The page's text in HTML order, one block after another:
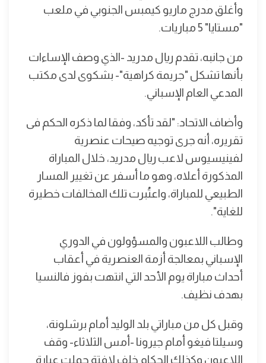
وأغلق مدرج ماريو كيمبس الجنوبي في ملعب
"مستايا" 5 مباريات.
من جانبه، تقدم ريال مدريد -الذي وصف الإساءات
بأنها تشكل "جريمة كراهية"- بشكوى لدى مكتب
المدعي العام الإسباني.
وأضاف الاتحاد: "لقد تأكد، وفقا لما ذكره الحكم فى
تقريره، أنه جرى توجيه صيحات عنصرية
لفينيسيوس لاعب ريال مدريد، خلال المباراة
المذكورة أعلاه، وهو ما أسفر عن تغيير المسار
الطبيعي للمباراة، واعتُبرت تلك المخالفات خطيرة
للغاية".
وطالب اللاعبون والمسؤولون في الدوري
الإسباني بمعالجة أزمة العنصرية في أعقاب
أحداث مباراة يوم الأحد التي انتهت بفوز فالنسيا
بهدف نظيف.
وقبل كل من مباراتي بلد الوليد أمام برشلونة،
وسيلتا فيغو أمام جيرونا -أمس الثلاثاء- وقف
اللاعبون وكذلك الحكام خلف لافتة حملت عبارة